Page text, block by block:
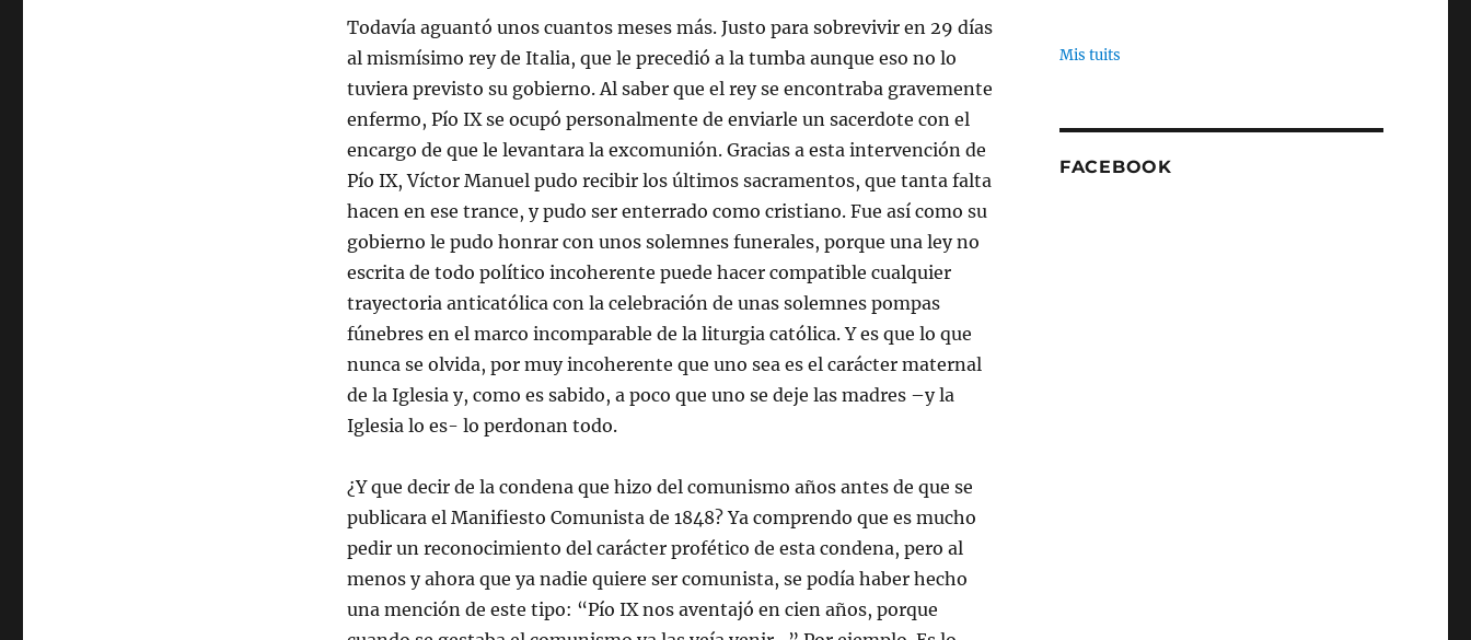
Todavía aguantó unos cuantos meses más. Justo para sobrevivir en 29 días
al mismísimo rey de Italia, que le precedió a la tumba aunque eso no lo
tuviera previsto su gobierno. Al saber que el rey se encontraba gravemente
enfermo, Pío IX se ocupó personalmente de enviarle un sacerdote con el
encargo de que le levantara la excomunión. Gracias a esta intervención de
Pío IX, Víctor Manuel pudo recibir los últimos sacramentos, que tanta falta
hacen en ese trance, y pudo ser enterrado como cristiano. Fue así como su
gobierno le pudo honrar con unos solemnes funerales, porque una ley no
escrita de todo político incoherente puede hacer compatible cualquier
trayectoria anticatólica con la celebración de unas solemnes pompas
fúnebres en el marco incomparable de la liturgia católica. Y es que lo que
nunca se olvida, por muy incoherente que uno sea es el carácter maternal
de la Iglesia y, como es sabido, a poco que uno se deje las madres –y la
Iglesia lo es- lo perdonan todo.
¿Y que decir de la condena que hizo del comunismo años antes de que se
publicara el Manifiesto Comunista de 1848? Ya comprendo que es mucho
pedir un reconocimiento del carácter profético de esta condena, pero al
menos y ahora que ya nadie quiere ser comunista, se podía haber hecho
una mención de este tipo: “Pío IX nos aventajó en cien años, porque
Mis tuits
FACEBOOK